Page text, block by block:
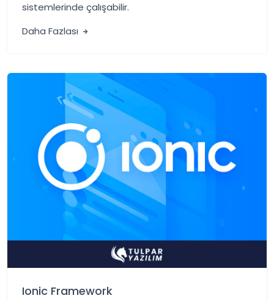
sistemlerinde çalışabilir.
Daha Fazlası
Ionic Framework